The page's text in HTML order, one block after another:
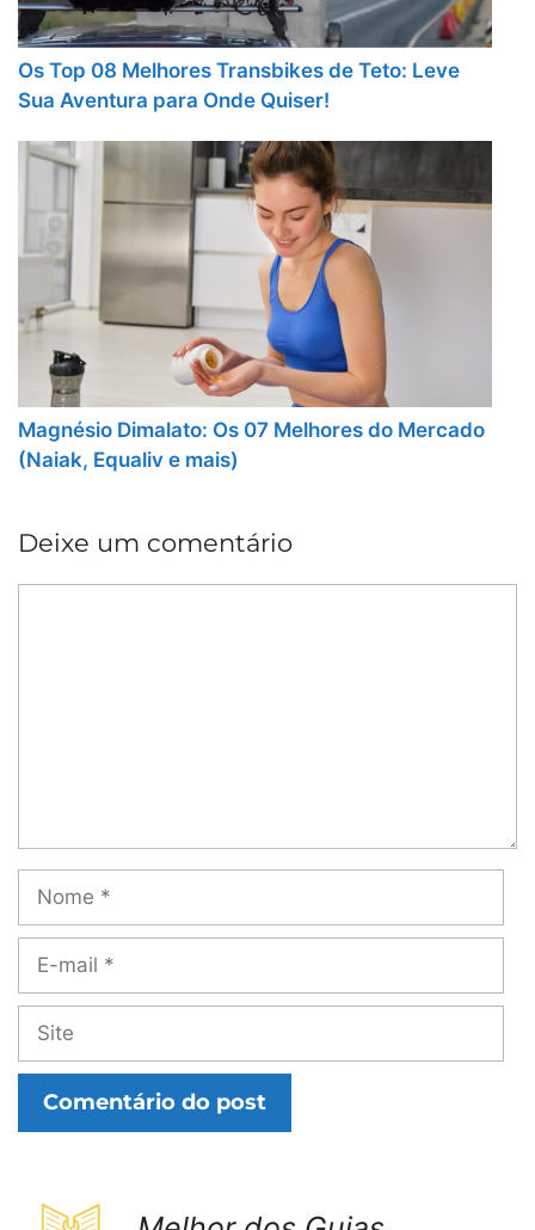
Os Top 08 Melhores Transbikes de Teto: Leve
Sua Aventura para Onde Quiser!
Magnésio Dimalato: Os 07 Melhores do Mercado
(Naiak, Equaliv e mais)
Deixe um comentário
mail